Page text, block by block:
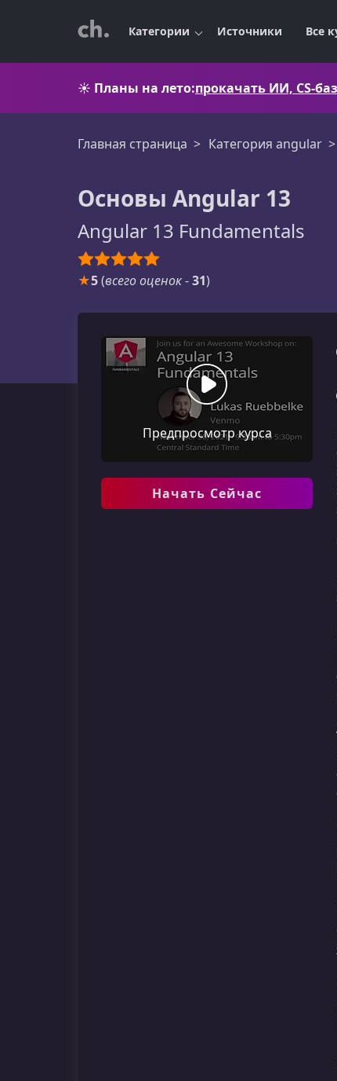
Категории Источники Все
☀️ Планы на лето:прокачать ИИ, CS-
Главная страница Категория angular
Основы Angular 13
Angular 13 Fundamentals
★5(всего оценок-31)
Предпросмотр курса
Начать Сейчас